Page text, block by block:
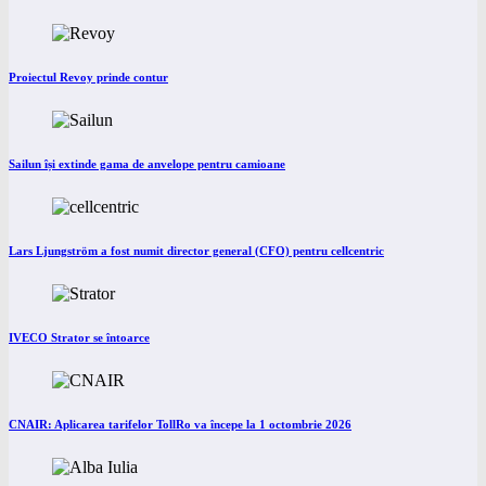
Proiectul Revoy prinde contur
Sailun își extinde gama de anvelope pentru camioane
Lars Ljungström a fost numit director general (CFO) pentru cellcentric
IVECO Strator se întoarce
CNAIR: Aplicarea tarifelor TollRo va începe la 1 octombrie 2026